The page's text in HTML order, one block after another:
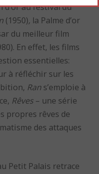
d’or au festival du
(1950), la Palme d’or
du meilleur film
En effet, les films
essentielles:
à réfléchir sur les
Ran s’emploie à
Rêves – une série
propres rêves de
des attaques
Petit Palais retrace